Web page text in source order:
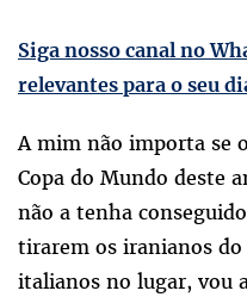
Siga nosso canal no
relevantes para o seu
A mim não importa se
Copa do Mundo deste
não a tenha
tirarem os iranianos
italianos no lugar, vou